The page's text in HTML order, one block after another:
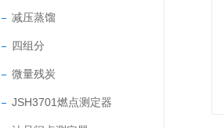
减压蒸馏
四组分
微量残炭
JSH3701燃点测定器